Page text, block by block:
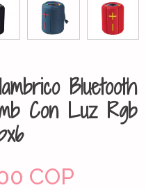
Bluetooth
Con Luz Rgb
COP